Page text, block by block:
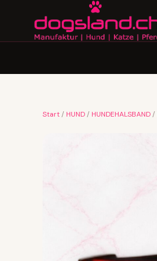
Start / HUND / HUNDEHALSBAND /